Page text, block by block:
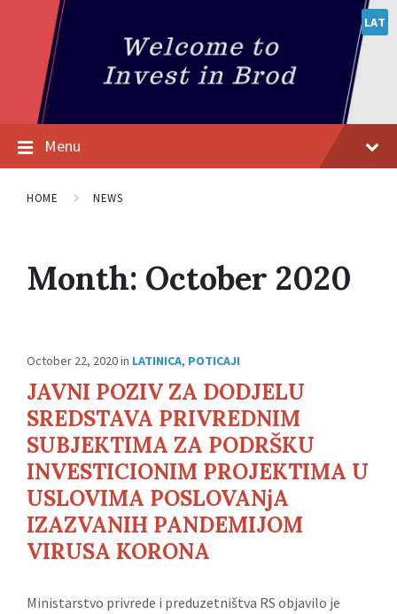
LAT
Menu
HOME NEWS
Month: October 2020
October 22, 2020in LATINICA, POTICAJI
JAVNI POZIV ZA DODJELU
SREDSTAVA PRIVREDNIM
SUBJEKTIMA ZA PODRŠKU
INVESTICIONIM PROJEKTIMA U
USLOVIMA POSLOVANjA
IZAZVANIH PANDEMIJOM
VIRUSA KORONA
Ministarstvo privrede i preduzetništva RS objavilo je